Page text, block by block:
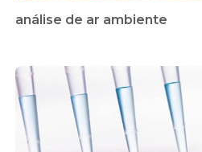
análise de ar ambiente